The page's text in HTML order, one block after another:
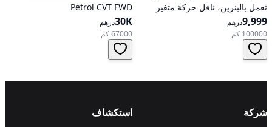
تعمل بالبنزين، ناقل حركة متغير
مستمر (CVT)، دفع أمامي
9,999درهم
100000 كم
Petrol CVT FWD
30Kدرهم
67000 كم
شركة استكشاف